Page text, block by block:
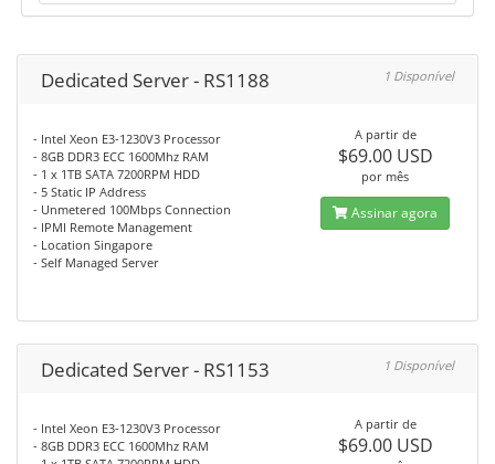
Dedicated Server - RS1188 1 Disponível
- Intel Xeon E3-1230V3 Processor
- 8GB DDR3 ECC 1600Mhz RAM
- 1 x 1TB SATA 7200RPM HDD
- 5 Static IP Address
- Unmetered 100Mbps Connection
- IPMI Remote Management
- Location Singapore
- Self Managed Server
A partir de
$69.00 USD
por mês
Assinar agora
Dedicated Server - RS1153 1 Disponível
- Intel Xeon E3-1230V3 Processor
- 8GB DDR3 ECC 1600Mhz RAM
A partir de
$69.00 USD